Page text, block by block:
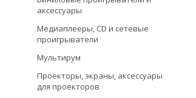
аксессуары
Медиаплееры, CD и сетевые
проигрыватели
Мультирум
Проекторы, экраны, аксессуары
для проекторов